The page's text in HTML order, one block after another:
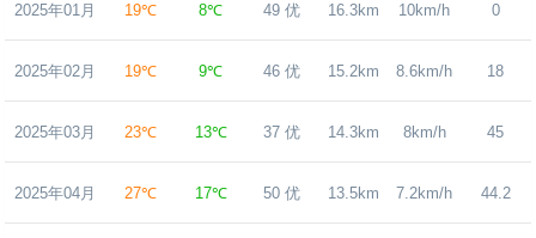
2025年01月 19℃ 8℃ 49 优 16.3km 10km/h 0
2025年02月 19℃ 9℃ 46 优 15.2km 8.6km/h 18
2025年03月 23℃ 13℃ 37 优 14.3km 8km/h 45
2025年04月 27℃ 17℃ 50 优 13.5km 7.2km/h 44.2